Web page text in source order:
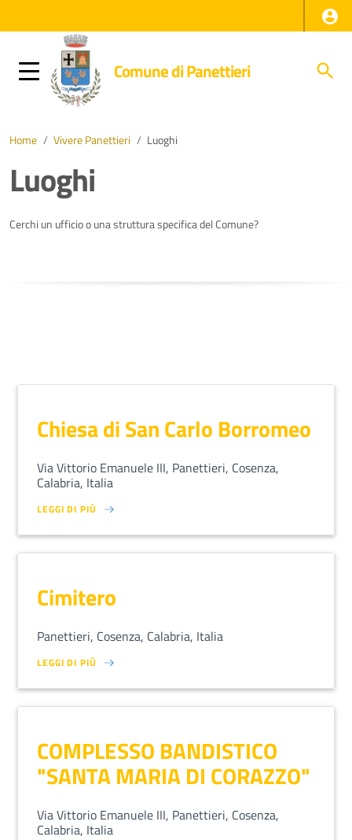
Comune di Panettieri
Home / Vivere Panettieri / Luoghi
Luoghi
Cerchi un ufficio o una struttura specifica del Comune?
Chiesa di San Carlo Borromeo
Via Vittorio Emanuele III, Panettieri, Cosenza,
Calabria, Italia
LEGGI DI PIÙ
SU LOREM IPSUM DOLOR SIT AMET, CONSECTETUR ADIPISCING
Cimitero
Panettieri, Cosenza, Calabria, Italia
LEGGI DI PIÙ
SU LOREM IPSUM DOLOR SIT AMET, CONSECTETUR ADIPISCING
COMPLESSO BANDISTICO
"SANTA MARIA DI CORAZZO"
Via Vittorio Emanuele III, Panettieri, Cosenza,
Calabria, Italia